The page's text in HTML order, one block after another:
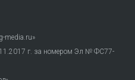
media.ru»
г. за номером Эл № ФС77-